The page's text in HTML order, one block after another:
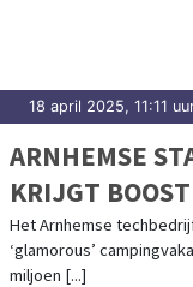
18 april 2025, 11:11
ARNHEMSE
KRIJGT
FOUNDERS
INVESTEREN
Het Arnhemse
‘glamorous’
miljoen [...]